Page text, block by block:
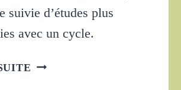
suivie d’études plus
avec un cycle.
HISTOIRE